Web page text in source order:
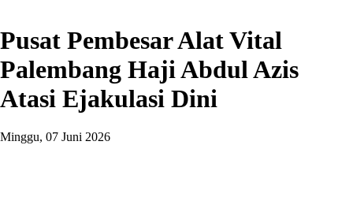
Pusat Pembesar Alat Vital
Palembang Haji Abdul Azis
Atasi Ejakulasi Dini
Minggu, 07 Juni 2026